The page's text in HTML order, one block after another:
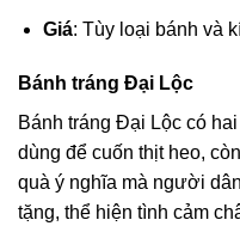
Giá: Tùy loại bánh và
Bánh tráng Đại Lộc
Bánh tráng Đại Lộc có
dùng để cuốn thịt heo,
quà ý nghĩa mà người
tặng, thể hiện tình cảm